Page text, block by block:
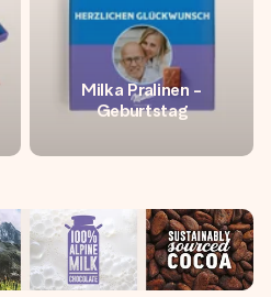
Milka Pralinen -
Geburtstag